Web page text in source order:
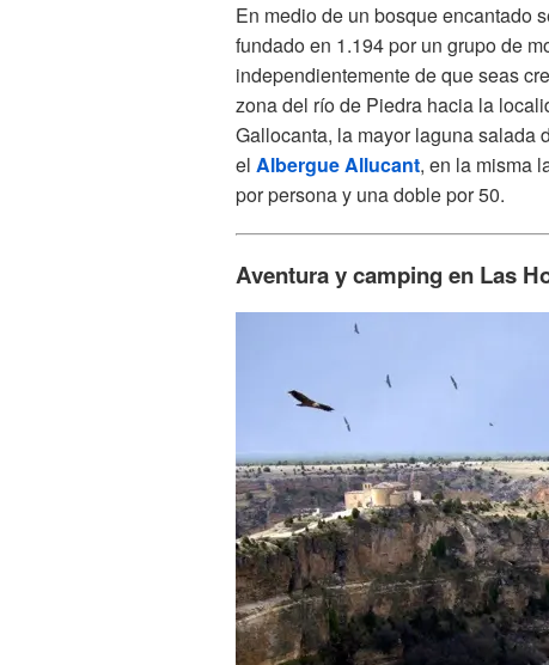
En medio de un bosque encantado
fundado en 1.194 por un grupo de
independientemente de que seas
zona del río de Piedra hacia la
Gallocanta, la mayor laguna salada
el Albergue Allucant, en la misma
por persona y una doble por 50.
Aventura y camping en Las